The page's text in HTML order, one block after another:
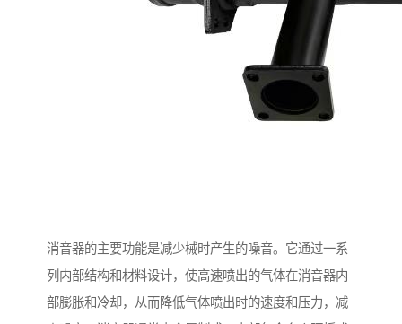
消音器的主要功能是减少械时产生的噪音。它通过一系
列内部结构和材料设计，使高速喷出的气体在消音器内
部膨胀和冷却，从而降低气体喷出时的速度和压力，减